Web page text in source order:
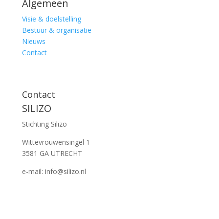
Algemeen
Visie & doelstelling
Bestuur & organisatie
Nieuws
Contact
Contact
SILIZO
Stichting Silizo
Wittevrouwensingel 1
3581 GA UTRECHT
e-mail: info@silizo.nl